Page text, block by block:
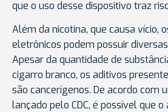
que o uso desse dispositivo traz
Além da nicotina, que causa vício,
eletrônicos podem possuir
Apesar da quantidade de
cigarro branco, os aditivos
são cancerígenos. De acordo com
lançado pelo CDC, é possível que